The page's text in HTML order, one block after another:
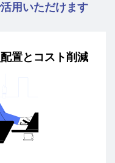
用いただけます
置とコスト削減